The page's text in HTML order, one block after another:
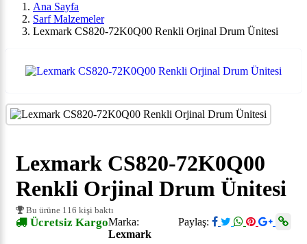
Ana Sayfa
Sarf Malzemeler
Lexmark CS820-72K0Q00 Renkli Orjinal Drum Ünitesi
Lexmark CS820-72K0Q00
Renkli Orjinal Drum Ünitesi
Bu ürüne 116 kişi baktı
Ücretsiz Kargo Paylaş:
Marka:
Lexmark